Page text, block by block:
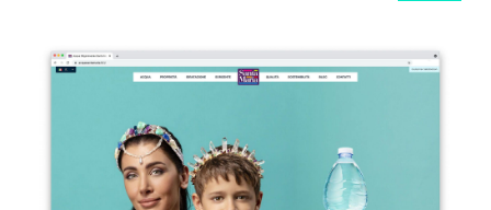
grande spazio alleinformazioni al consumatore.
Attraverso un linguaggio semplice e sezioni
visivamente accattivanti vengono mostrare le
proprietà degli oligominerali caratteristici di Acqua
Santa Maria e i benefici per l'organismo di un
regolare consumo di acqua.